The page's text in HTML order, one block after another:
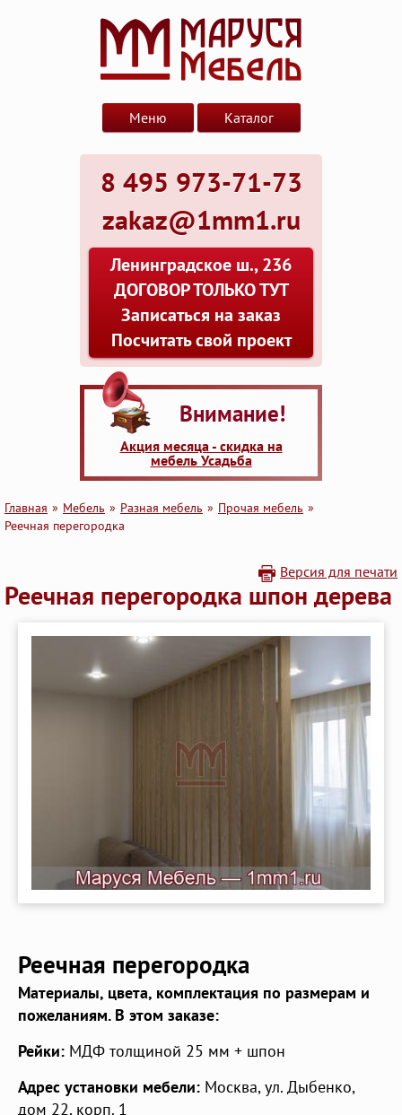
8 495 973-71-73
zakaz@1mm1.ru
Ленинградское ш., 236
ДОГОВОР ТОЛЬКО ТУТ
Записаться на заказ
Посчитать свой проект
Меню Каталог
Внимание!
Акция месяца - скидка на
мебель Усадьба
Главная Мебель Разная мебель
Прочая мебель
Реечная перегородка
Версия для печати
Реечная перегородка шпон дерева
Реечная перегородка
Материалы, цвета, комплектация по размерам и
пожеланиям. В этом заказе:
Рейки: МДФ толщиной 25 мм + шпон
Адрес установки мебели: Москва, ул. Дыбенко,
дом 22, корп. 1